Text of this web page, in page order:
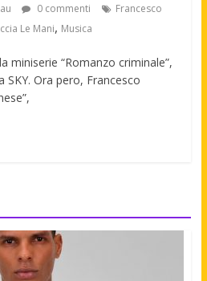
0 commenti
Francesco
Le Mani, Musica
miniserie “Romanzo criminale”,
Ora pero, Francesco